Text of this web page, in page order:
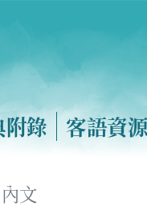
錄 客語資
內文